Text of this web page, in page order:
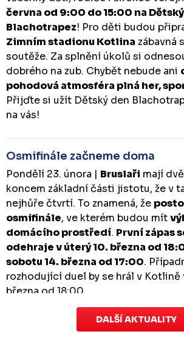
června od 9:00 do 15:00 na
Blachotrapez! Pro děti budou
Zimním stadionu Kotlina zábavná
soutěže. Za splnění úkolů si
dobrého na zub. Chybět nebude ani
pohodová atmosféra plná her,
Přijďte si užít Dětský den
na vás!
Osmifinále začneme doma
Pondělí 23. února | Bruslaři mají
koncem základní části jistotu, že v
nejhůře čtvrtí. To znamená, že
osmifinále, ve kterém budou mít
domácího prostředí. První zápas
odehraje v úterý 10. března od
sobotu 14. března od 17:00.
rozhodující duel by se hrál v Kotlině
března od 18:00.
Zápas dorostu je odložen
DALŠÍ AKTUALITY